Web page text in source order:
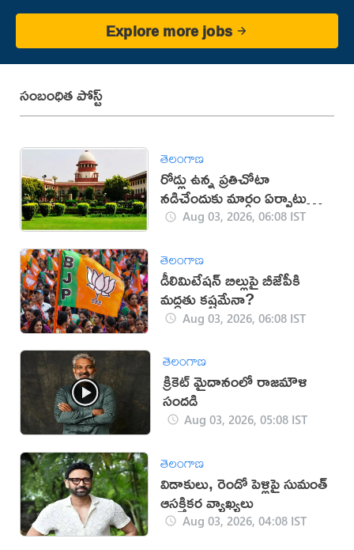
Explore more jobs
సంబంధిత పోస్ట్
తెలంగాణ
రోడ్లు ఉన్న ప్రతిచోటా
నడిచేందుకు మార్గం ఏర్పాటు
చేయండి: సుప్రీం కోర్టు
Aug 03, 2026, 06:08 IST
తెలంగాణ
డీలిమిటేషన్ బిల్లుపై బీజేపీకి
మద్దతు కష్టమేనా?
Aug 03, 2026, 06:08 IST
తెలంగాణ
క్రికెట్ మైదానంలో రాజమౌళి
సందడి
Aug 03, 2026, 05:08 IST
తెలంగాణ
విడాకులు, రెండో పెళ్లిపై సుమంత్
ఆసక్తికర వ్యాఖ్యలు
Aug 03, 2026, 04:08 IST